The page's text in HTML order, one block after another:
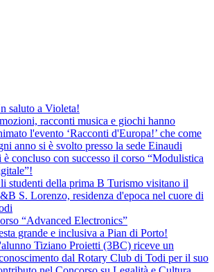
saluto a Violeta!
racconti musica e giochi hanno
l'evento ‘Racconti d'Europa!’ che come
anno si è svolto presso la sede Einaudi
è concluso con successo il corso “Modulistica
studenti della prima B Turismo visitano il
S. Lorenzo, residenza d'epoca nel cuore di
“Advanced Electronics”
grande e inclusiva a Pian di Porto!
Tiziano Proietti (3BC) riceve un
dal Rotary Club di Todi per il suo